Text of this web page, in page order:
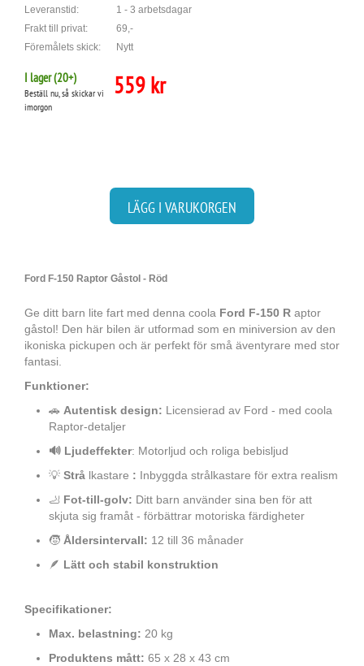
Leveranstid:
1 - 3 arbetsdagar
Frakt till privat:
69,-
Föremålets skick:
Nytt
I lager (20+)
Beställ nu, så skickar vi
imorgon
559 kr
LÄGG I VARUKORGEN
Ford F-150 Raptor Gåstol - Röd
Ge ditt barn lite fart med denna coola Ford F-150 R aptor
gåstol! Den här bilen är utformad som en miniversion av den
ikoniska pickupen och är perfekt för små äventyrare med stor
fantasi.
Funktioner:
🚗 Autentisk design: Licensierad av Ford - med coola
Raptor-detaljer
🔊 Ljudeffekter: Motorljud och roliga bebisljud
💡 Strå lkastare : Inbyggda strålkastare för extra realism
🦶 Fot-till-golv: Ditt barn använder sina ben för att
skjuta sig framåt - förbättrar motoriska färdigheter
🧒 Åldersintervall: 12 till 36 månader
🪶 Lätt och stabil konstruktion
Specifikationer:
Max. belastning: 20 kg
Produktens mått: 65 x 28 x 43 cm